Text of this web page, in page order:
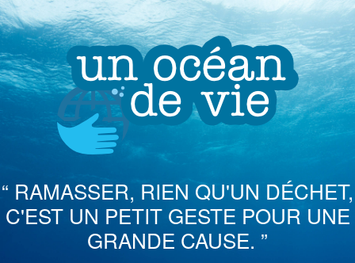
Skip
to
content
“ RAMASSER, RIEN QU'UN DÉCHET,
C'EST UN PETIT GESTE POUR UNE
GRANDE CAUSE. ”